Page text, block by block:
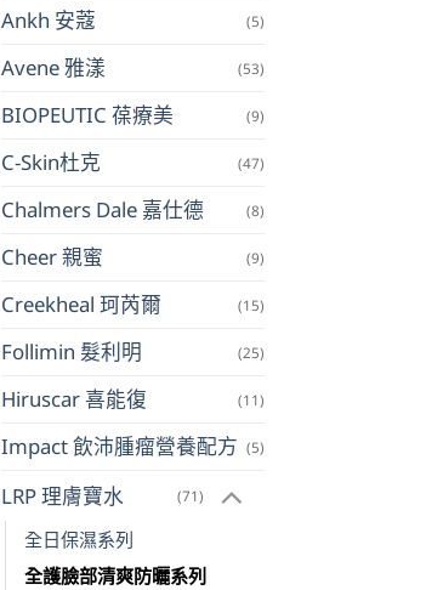
Ankh 安蔻 (5)
Avene 雅漾 (53)
BIOPEUTIC 葆療美 (9)
C-Skin杜克 (47)
Chalmers Dale 嘉仕德 (8)
Cheer 親蜜 (9)
Creekheal 珂芮爾 (15)
Follimin 髮利明 (25)
Hiruscar 喜能復 (11)
Impact 飲沛腫瘤營養配方 (5)
LRP 理膚寶水 (71)
全日保濕系列
全護臉部清爽防曬系列